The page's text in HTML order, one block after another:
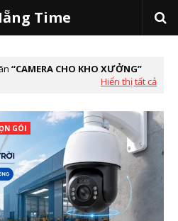
Time
CAMERA CHO KHO XƯỞNG
Hiển thị tất cả
GÓI